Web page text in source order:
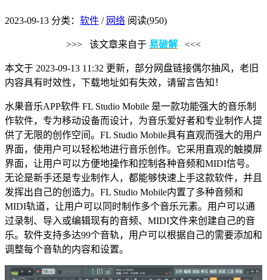
2023-09-13 分类： 软件 / 网络 阅读(950)
>>> 该文章来自于 易破解 <<<
本文于 2023-09-13 11:32 更新，部分网盘链接偶尔抽风，老旧
内容具有时效性，下载地址如有失效，请留言告知！
水果音乐APP软件 FL Studio Mobile 是一款功能强大的音乐制
作软件，专为移动设备而设计，为音乐爱好者和专业制作人提
供了无限的创作空间。FL Studio Mobile具有直观而强大的用户
界面，使用户可以轻松地进行音乐创作。它采用直观的触摸屏
界面，让用户可以方便地操作和控制各种音频和MIDI信号。
无论是新手还是专业制作人，都能够快速上手这款软件，并且
发挥出自己的创造力。FL Studio Mobile内置了多种音频和
MIDI轨道，让用户可以同时制作多个音乐元素。用户可以通
过录制、导入或编辑现有的音频、MIDI文件来创建自己的音
乐。软件支持多达99个音轨，用户可以根据自己的需要添加和
调整每个音轨的内容和设置。